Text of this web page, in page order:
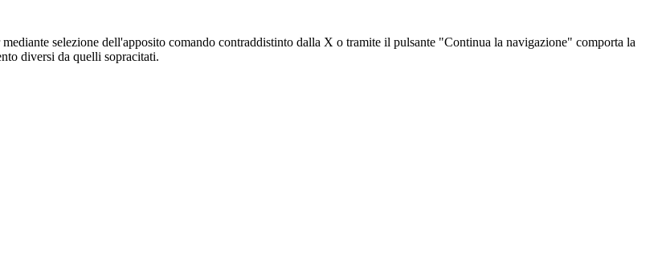
selezione dell'apposito comando contraddistinto dalla X o tramite il pulsante "Continua la navigazione" comporta la
diversi da quelli sopracitati.